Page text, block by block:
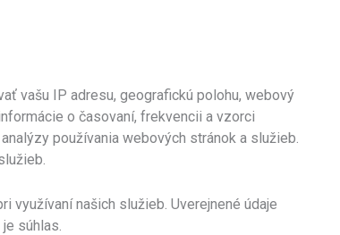
vašu IP adresu, geografickú polohu, webový
o časovaní, frekvencii a vzorci
používania webových stránok a služieb.
využívaní našich služieb. Uverejnené údaje
súhlas.